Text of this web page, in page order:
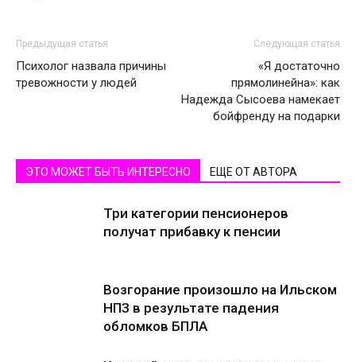
Предыдущая статья
Психолог назвала причины
тревожности у людей
Следующая статья
«Я достаточно
прямолинейна»: как
Надежда Сысоева намекает
бойфренду на подарки
ЭТО МОЖЕТ БЫТЬ ИНТЕРЕСНО ЕЩЕ ОТ АВТОРА
Три категории пенсионеров
получат прибавку к пенсии
Возгорание произошло на Ильском
НПЗ в результате падения
обломков БПЛА